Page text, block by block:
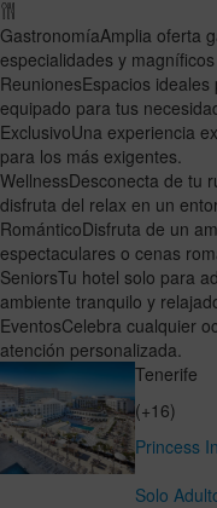
GastronomíaAmplia oferta
especialidades y magníficos
ReunionesEspacios
equipado para tus
ExclusivoUna experiencia
para los más exigentes.
WellnessDesconecta de tu
disfruta del relax en un
RománticoDisfruta de un
espectaculares o cenas
SeniorsTu hotel solo para
ambiente tranquilo y
EventosCelebra cualquier
atención personalizada.
Tenerife
(+16)
Princess
Solo